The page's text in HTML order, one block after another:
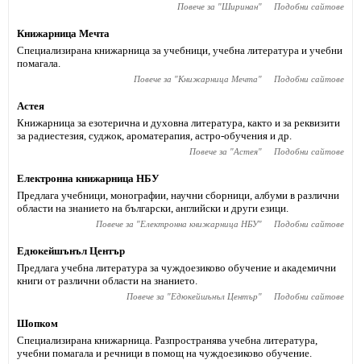
Повече за "Ширинан" Подобни сайтове
Книжарница Мечта
Специализирана книжарница за учебници, учебна литература и учебни
помагала.
Повече за "Книжарница Мечта" Подобни сайтове
Астея
Книжарница за езотерична и духовна литература, както и за реквизити
за радиестезия, суджок, ароматерапия, астро-обучения и др.
Повече за "Астея" Подобни сайтове
Електронна книжарница НБУ
Предлага учебници, монографии, научни сборници, албуми в различни
области на знанието на български, английски и други езици.
Повече за "Електронна книжарница НБУ" Подобни сайтове
Едюкейшънъл Център
Предлага учебна литература за чуждоезиково обучение и академични
книги от различни области на знанието.
Повече за "Едюкейшънъл Център" Подобни сайтове
Шопком
Специализирана книжарница. Разпространява учебна литература,
учебни помагала и речници в помощ на чуждоезиково обучение.